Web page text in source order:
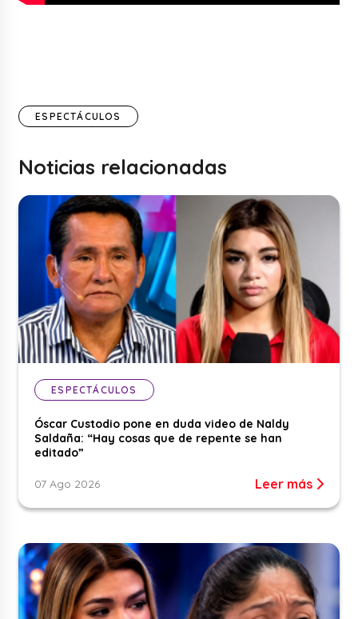
ESPECTÁCULOS
Noticias relacionadas
ESPECTÁCULOS
Óscar Custodio pone en duda video de Naldy
Saldaña: “Hay cosas que de repente se han
editado”
07 Ago 2026 Leer más